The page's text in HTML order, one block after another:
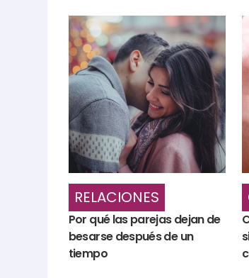
RELACIONES
Por qué las parejas dejan de
besarse después de un
tiempo